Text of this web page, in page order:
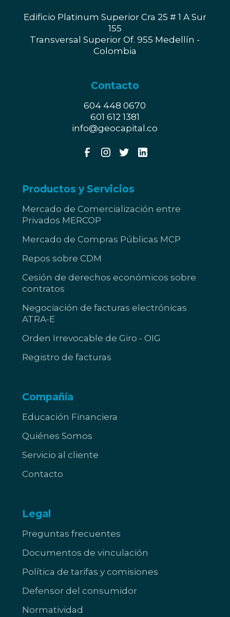
Edificio Platinum Superior Cra 25 # 1 A Sur
155
Transversal Superior Of. 955 Medellín -
Colombia
Contacto
604 448 0670
601 612 1381
info@geocapital.co
Productos y Servicios
Mercado de Comercialización entre
Privados MERCOP
Mercado de Compras Públicas MCP
Repos sobre CDM
Cesión de derechos económicos sobre
contratos
Negociación de facturas electrónicas
ATRA-E
Orden Irrevocable de Giro - OIG
Registro de facturas
Compañía
Educación Financiera
Quiénes Somos
Servicio al cliente
Contacto
Legal
Preguntas frecuentes
Documentos de vinculación
Política de tarifas y comisiones
Defensor del consumidor
Normatividad